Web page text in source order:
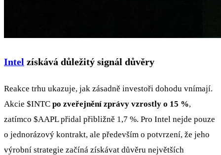
Intel získává důležitý signál důvěry
Reakce trhu ukazuje, jak zásadně investoři dohodu vnímají.
Akcie $INTC po zveřejnění zprávy vzrostly o 15 %,
zatímco $AAPLpřidal přibližně 1,7 %. Pro Intel nejde pouze
o jednorázový kontrakt, ale především o potvrzení, že jeho
výrobní strategie začíná získávat důvěru největších